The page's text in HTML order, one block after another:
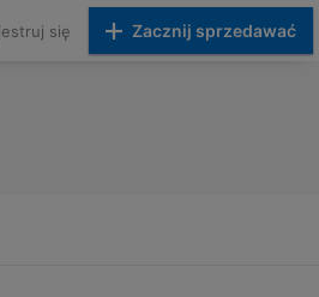
Zacznij sprzedawać
się